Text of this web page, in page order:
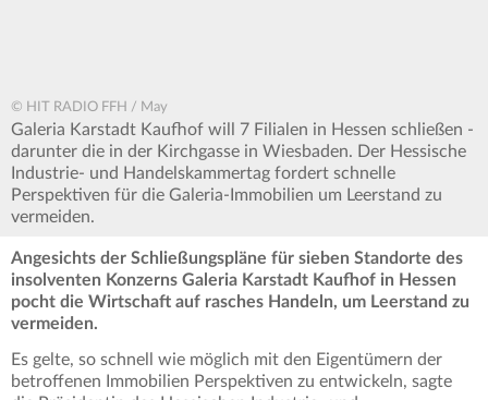
© HIT RADIO FFH / May
Galeria Karstadt Kaufhof will 7 Filialen in Hessen schließen -
darunter die in der Kirchgasse in Wiesbaden. Der Hessische
Industrie- und Handelskammertag fordert schnelle
Perspektiven für die Galeria-Immobilien um Leerstand zu
vermeiden.
Angesichts der Schließungspläne für sieben Standorte des
insolventen Konzerns Galeria Karstadt Kaufhof in Hessen
pocht die Wirtschaft auf rasches Handeln, um Leerstand zu
vermeiden.
Es gelte, so schnell wie möglich mit den Eigentümern der
betroffenen Immobilien Perspektiven zu entwickeln, sagte